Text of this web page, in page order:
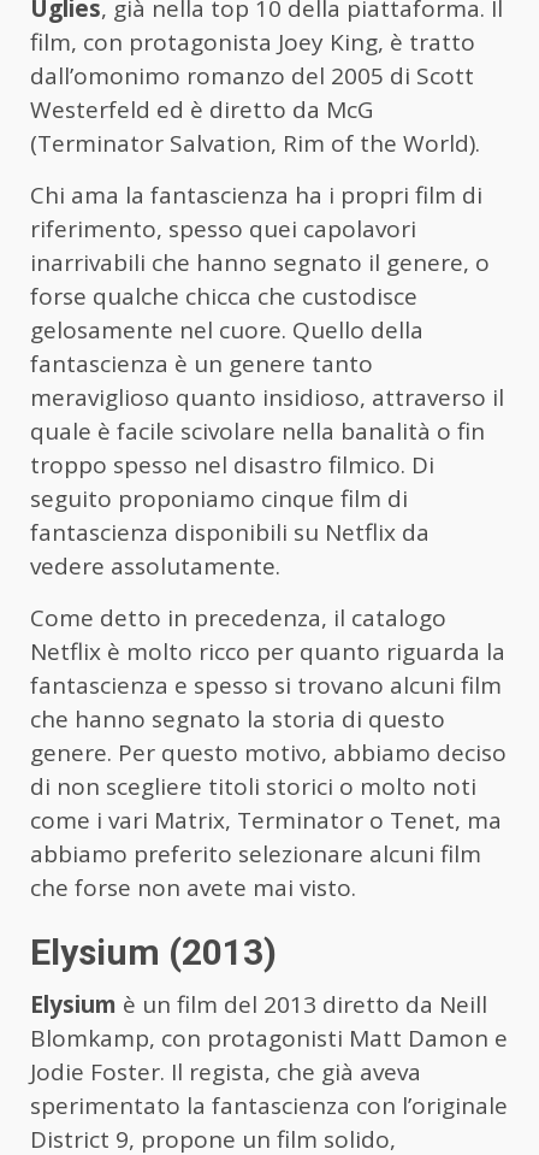
Uglies, già nella top 10 della piattaforma. Il
film, con protagonista Joey King, è tratto
dall’omonimo romanzo del 2005 di Scott
Westerfeld ed è diretto da McG
(Terminator Salvation, Rim of the World).
Chi ama la fantascienza ha i propri film di
riferimento, spesso quei capolavori
inarrivabili che hanno segnato il genere, o
forse qualche chicca che custodisce
gelosamente nel cuore. Quello della
fantascienza è un genere tanto
meraviglioso quanto insidioso, attraverso il
quale è facile scivolare nella banalità o fin
troppo spesso nel disastro filmico. Di
seguito proponiamo cinque film di
fantascienza disponibili su Netflix da
vedere assolutamente.
Come detto in precedenza, il catalogo
Netflix è molto ricco per quanto riguarda la
fantascienza e spesso si trovano alcuni film
che hanno segnato la storia di questo
genere. Per questo motivo, abbiamo deciso
di non scegliere titoli storici o molto noti
come i vari Matrix, Terminator o Tenet, ma
abbiamo preferito selezionare alcuni film
che forse non avete mai visto.
Elysium (2013)
Elysium è un film del 2013 diretto da Neill
Blomkamp, con protagonisti Matt Damon e
Jodie Foster. Il regista, che già aveva
sperimentato la fantascienza con l’originale
District 9, propone un film solido,